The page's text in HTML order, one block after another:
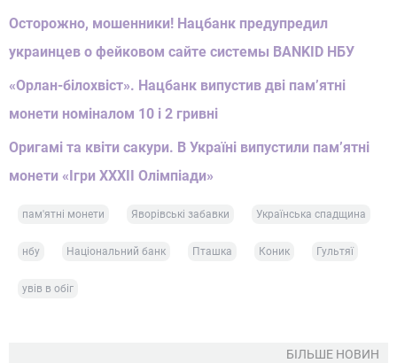
Осторожно, мошенники! Нацбанк предупредил
украинцев о фейковом сайте системы BANKID НБУ
«Орлан-білохвіст». Нацбанк випустив дві пам’ятні
монети номіналом 10 і 2 гривні
Оригамі та квіти сакури. В Україні випустили пам’ятні
монети «Ігри XXXII Олімпіади»
пам'ятні монети Яворівські забавки Українська спадщина
нбу Національний банк Пташка Коник Гультяї
увів в обіг
БІЛЬШЕ НОВИН